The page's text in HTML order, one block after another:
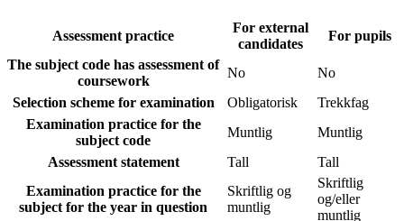
Assessment practice
For external
candidates
For pupils
The subject code has assessment of
coursework
No
No
Selection scheme for examination
Obligatorisk
Trekkfag
Examination practice for the
subject code
Muntlig
Muntlig
Assessment statement
Tall
Tall
Examination practice for the
subject for the year in question
Skriftlig og
muntlig
Skriftlig
og/eller
muntlig